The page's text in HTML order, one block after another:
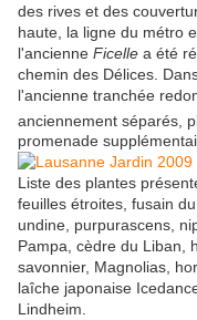
des rives et des
haute, la ligne du métro
l'ancienne Ficelle a été
chemin des Délices.
l'ancienne tranchée
anciennement séparés,
promenade
Liste des plantes
feuilles étroites, fusain
undine, purpurascens,
Pampa, cèdre du Liban,
savonnier, Magnolias,
laîche japonaise
Lindheim.